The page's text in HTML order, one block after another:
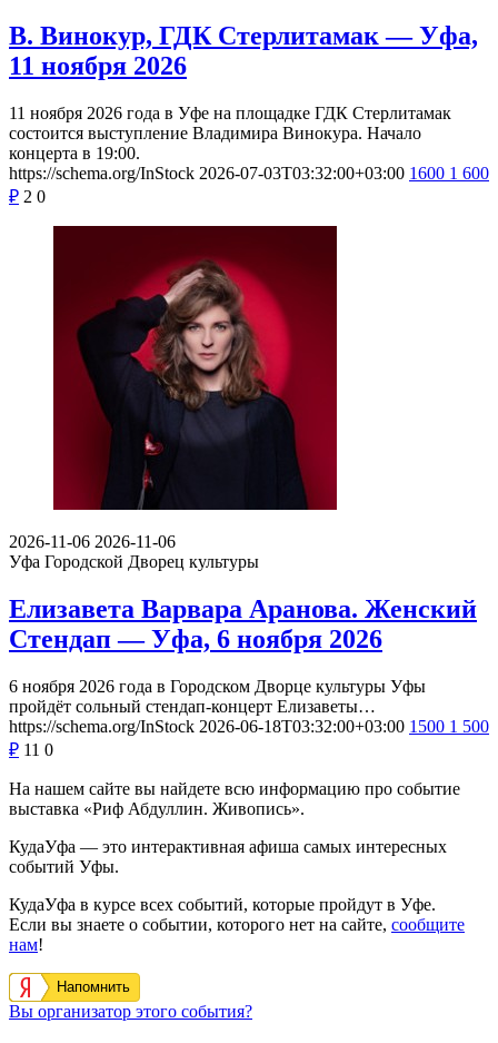
В. Винокур, ГДК Стерлитамак — Уфа,
11 ноября 2026
11 ноября 2026 года в Уфе на площадке ГДК Стерлитамак
состоится выступление Владимира Винокура. Начало
концерта в 19:00.
https://schema.org/InStock 2026-07-03T03:32:00+03:00 1600 1 600
₽ 2 0
2026-11-06 2026-11-06
Уфа Городской Дворец культуры
Елизавета Варвара Аранова. Женский
Стендап — Уфа, 6 ноября 2026
6 ноября 2026 года в Городском Дворце культуры Уфы
пройдёт сольный стендап-концерт Елизаветы…
https://schema.org/InStock 2026-06-18T03:32:00+03:00 1500 1 500
₽ 11 0
На нашем сайте вы найдете всю информацию про событие
выставка «Риф Абдуллин. Живопись».
КудаУфа — это интерактивная афиша самых интересных
событий Уфы.
КудаУфа в курсе всех событий, которые пройдут в Уфе.
Если вы знаете о событии, которого нет на сайте, сообщите
нам!
Напомнить
Вы организатор этого события?